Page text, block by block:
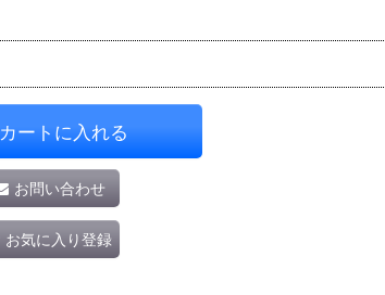
カートに入れる
お問い合わせ
お気に入り登録